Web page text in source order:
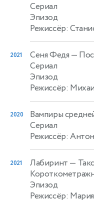
Сериал
Эпизод
Режиссёр:
2021 Сеня Федя —
Сериал
Эпизод
Режиссёр:
2020 Вампиры
Сериал
Режиссёр:
2021 Лабиринт —
Эпизод
Режиссёр: